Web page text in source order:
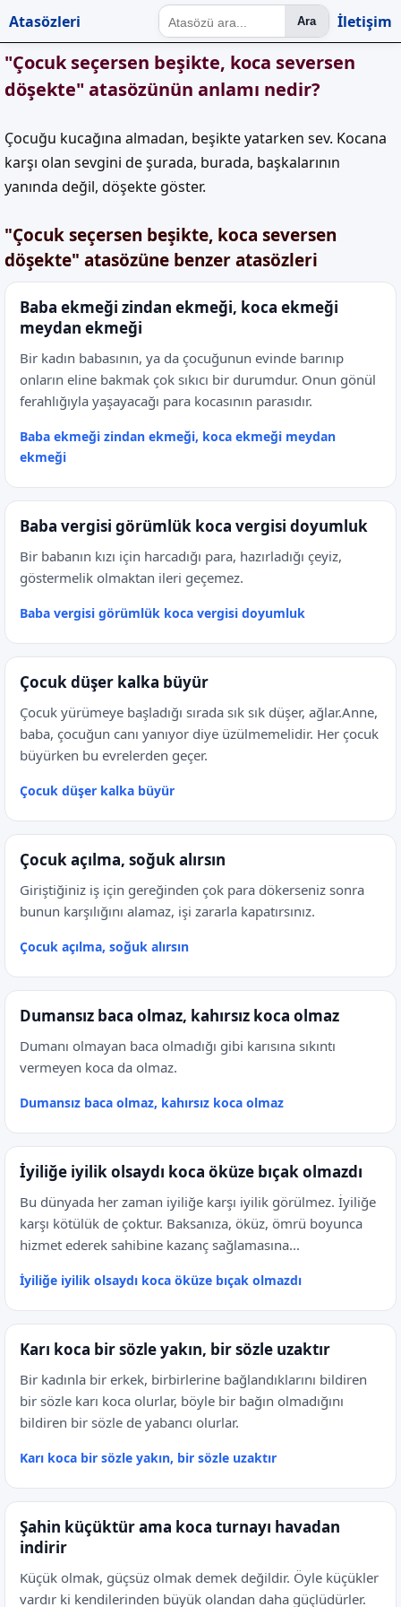
Atasözleri Ara İletişim
"Çocuk seçersen beşikte, koca seversen
döşekte" atasözünün anlamı nedir?
Çocuğu kucağına almadan, beşikte yatarken sev. Kocana
karşı olan sevgini de şurada, burada, başkalarının
yanında değil, döşekte göster.
"Çocuk seçersen beşikte, koca seversen
döşekte" atasözüne benzer atasözleri
Baba ekmeği zindan ekmeği, koca ekmeği
meydan ekmeği
Bir kadın babasının, ya da çocuğunun evinde barınıp
onların eline bakmak çok sıkıcı bir durumdur. Onun gönül
ferahlığıyla yaşayacağı para kocasının parasıdır.
Baba ekmeği zindan ekmeği, koca ekmeği meydan
ekmeği
Baba vergisi görümlük koca vergisi doyumluk
Bir babanın kızı için harcadığı para, hazırladığı çeyiz,
göstermelik olmaktan ileri geçemez.
Baba vergisi görümlük koca vergisi doyumluk
Çocuk düşer kalka büyür
Çocuk yürümeye başladığı sırada sık sık düşer, ağlar.Anne,
baba, çocuğun canı yanıyor diye üzülmemelidir. Her çocuk
büyürken bu evrelerden geçer.
Çocuk düşer kalka büyür
Çocuk açılma, soğuk alırsın
Giriştiğiniz iş için gereğinden çok para dökerseniz sonra
bunun karşılığını alamaz, işi zararla kapatırsınız.
Çocuk açılma, soğuk alırsın
Dumansız baca olmaz, kahırsız koca olmaz
Dumanı olmayan baca olmadığı gibi karısına sıkıntı
vermeyen koca da olmaz.
Dumansız baca olmaz, kahırsız koca olmaz
İyiliğe iyilik olsaydı koca öküze bıçak olmazdı
Bu dünyada her zaman iyiliğe karşı iyilik görülmez. İyiliğe
karşı kötülük de çoktur. Baksanıza, öküz, ömrü boyunca
hizmet ederek sahibine kazanç sağlamasına...
İyiliğe iyilik olsaydı koca öküze bıçak olmazdı
Karı koca bir sözle yakın, bir sözle uzaktır
Bir kadınla bir erkek, birbirlerine bağlandıklarını bildiren
bir sözle karı koca olurlar, böyle bir bağın olmadığını
bildiren bir sözle de yabancı olurlar.
Karı koca bir sözle yakın, bir sözle uzaktır
Şahin küçüktür ama koca turnayı havadan
indirir
Küçük olmak, güçsüz olmak demek değildir. Öyle küçükler
vardır ki kendilerinden büyük olandan daha güçlüdürler.